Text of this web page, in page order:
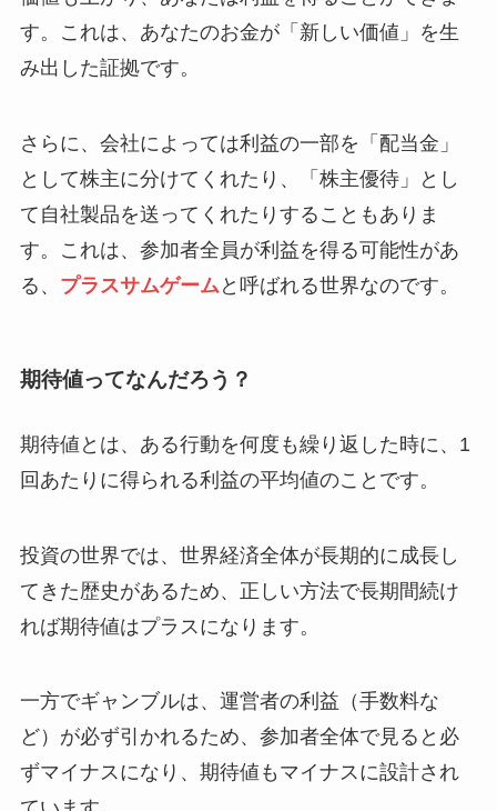
す。これは、あなたのお金が「新しい価値」を生
み出した証拠です。
さらに、会社によっては利益の一部を「配当金」
として株主に分けてくれたり、「株主優待」とし
て自社製品を送ってくれたりすることもありま
す。これは、参加者全員が利益を得る可能性があ
る、 プラスサムゲームと呼ばれる世界なのです。
期待値ってなんだろう？
期待値とは、ある行動を何度も繰り返した時に、1
回あたりに得られる利益の平均値のことです。
投資の世界では、世界経済全体が長期的に成長し
てきた歴史があるため、正しい方法で長期間続け
れば期待値はプラスになります。
一方でギャンブルは、運営者の利益（手数料な
ど）が必ず引かれるため、参加者全体で見ると必
ずマイナスになり、期待値もマイナスに設計され